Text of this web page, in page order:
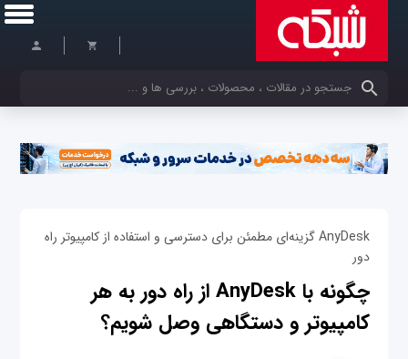
کلمات کلیدی خود را وارد کنید
AnyDesk گزینه‌ای مطمئن برای دسترسی و استفاده از کامپیوتر راه
دور
چگونه با AnyDesk از راه دور به هر
کامپیوتر و دستگاهی وصل شویم؟